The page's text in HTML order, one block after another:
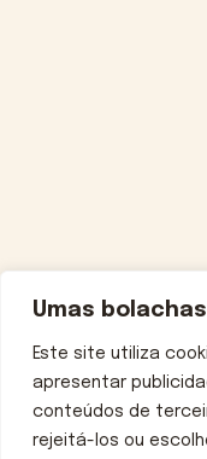
Umas
Este site utiliza
apresentar
conteúdos de
rejeitá-los ou